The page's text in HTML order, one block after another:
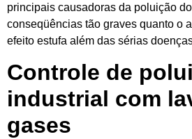
principais causadoras da poluição
conseqüências tão graves quanto o
efeito estufa além das sérias
Controle de
industrial com
gases